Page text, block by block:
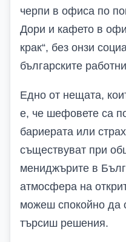
черпи в офиса по
Дори и кафето в
крак“, без онзи
българските
Едно от нещата,
е, че шефовете са
бариерата или
съществуват при
мениджърите в
атмосфера на
можеш спокойно да
търсиш решения.